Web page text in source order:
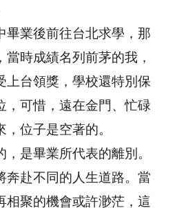
畢業後前往台北求學，那
時成績名列前茅的我，
上台領獎，學校還特別保
，可惜，遠在金門、忙碌
，位子是空著的。
是畢業所代表的離別。
奔赴不同的人生道路。當
相聚的機會或許渺茫，這